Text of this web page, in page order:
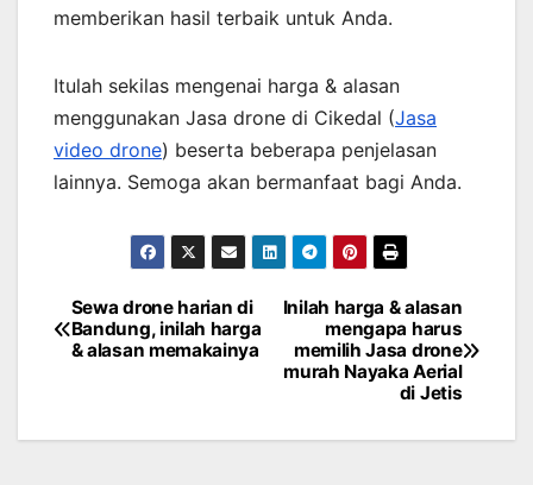
memberikan hasil terbaik untuk Anda.
Itulah sekilas mengenai harga & alasan
menggunakan Jasa drone di Cikedal (Jasa
video drone) beserta beberapa penjelasan
lainnya. Semoga akan bermanfaat bagi Anda.
Post
navigation
Inilah harga & alasan
mengapa harus
memilih Jasa drone
murah Nayaka Aerial
di Jetis
Sewa drone harian di
Bandung, inilah harga
& alasan memakainya